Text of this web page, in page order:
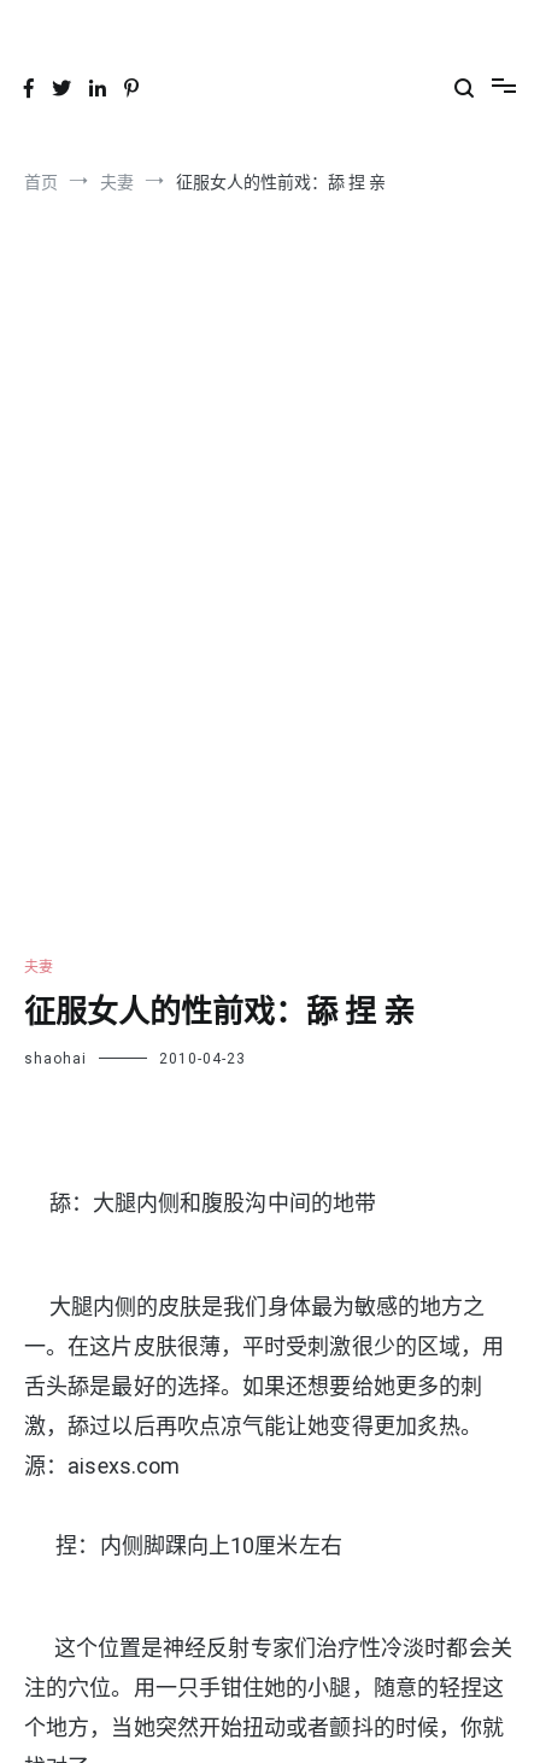
首页 夫妻 征服女人的性前戏：舔 捏 亲
夫妻
征服女人的性前戏：舔 捏 亲
shaohai 2010-04-23
舔：大腿内侧和腹股沟中间的地带
大腿内侧的皮肤是我们身体最为敏感的地方之
一。在这片皮肤很薄，平时受刺激很少的区域，用
舌头舔是最好的选择。如果还想要给她更多的刺
激，舔过以后再吹点凉气能让她变得更加炙热。
源：aisexs.com
捏：内侧脚踝向上10厘米左右
这个位置是神经反射专家们治疗性冷淡时都会关
注的穴位。用一只手钳住她的小腿，随意的轻捏这
个地方，当她突然开始扭动或者颤抖的时候，你就